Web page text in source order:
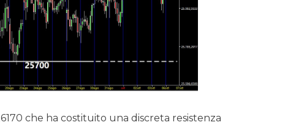
che ha costituito una discreta resistenza